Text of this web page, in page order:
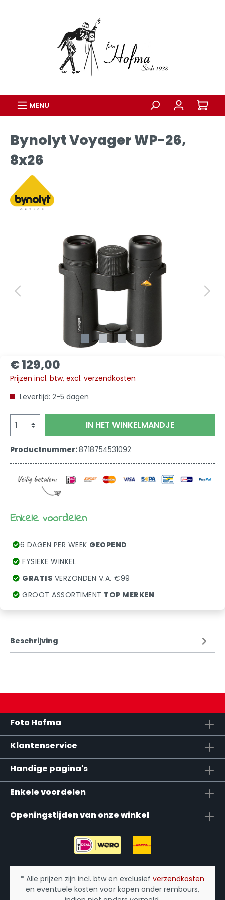
MENU
Bynolyt Voyager WP-26,
8x26
€ 129,00
Prijzen incl. btw, excl. verzendkosten
Levertijd: 2-5 dagen
IN HET WINKELMANDJE
Productnummer:8718754531092
Enkele voordelen
6 DAGEN PER WEEK GEOPEND
FYSIEKE WINKEL
GRATIS VERZONDEN V.A. €99
GROOT ASSORTIMENT TOP MERKEN
Beschrijving
Foto Hofma
Klantenservice
Handige pagina's
Enkele voordelen
Openingstijden van onze winkel
* Alle prijzen zijn incl. btw en exclusief verzendkosten
en eventuele kosten voor kopen onder rembours,